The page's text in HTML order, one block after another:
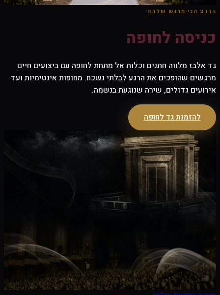
הרגע הכי מרגש שלכם
כניסה לחופה
גד אלבז מלווה חתנים וכלות אל מתחת לחופה עם ביצועים חיים
מרגשים שהופכים את הרגע לבלתי נשכח. מחופות אינטימיות ועד
אירועים גדולים, שירה שנוגעת בנשמה.
להזמנת גד לחופה